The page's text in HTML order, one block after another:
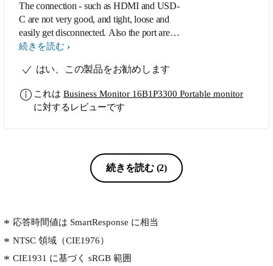
The connection - such as HDMI and USD-
C are not very good, and tight, loose and
easily get disconnected. Also the port are
not in a appropriate position. Colour gamut
Power supply block for a portable screen is
続きを読む
はい、この製品をお勧めします
これは Business Monitor 16B1P3300 Portable monitor
に対するレビューです
続きを読む (2)
応答時間値は SmartResponse に相当
NTSC 領域（CIE1976）
CIE1931 に基づく sRGB 範囲